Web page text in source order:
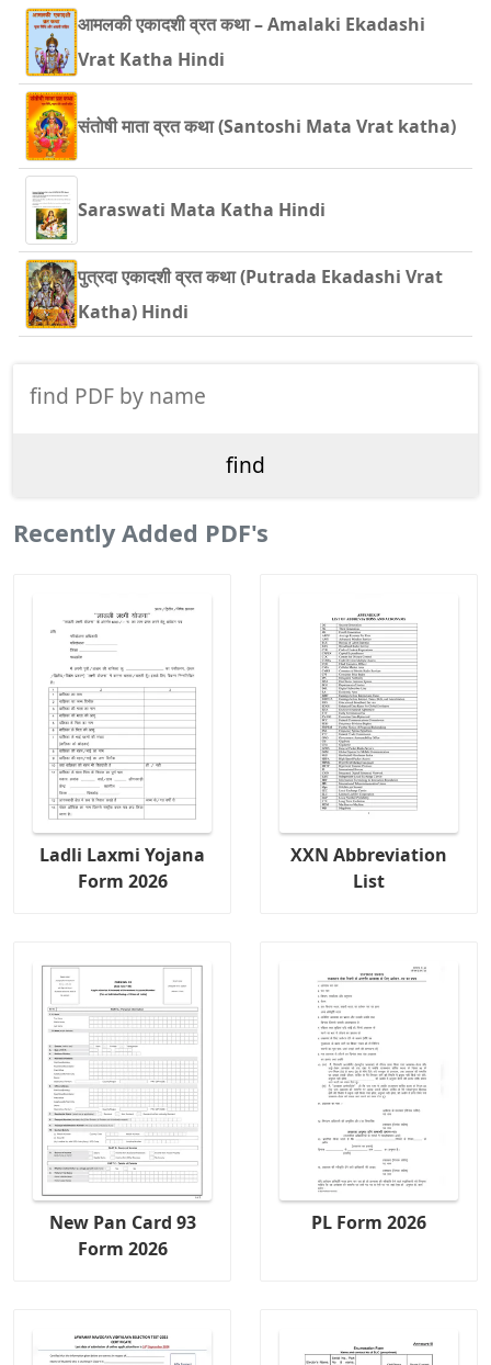
आमलकी एकादशी व्रत कथा – Amalaki Ekadashi
Vrat Katha Hindi
संतोषी माता व्रत कथा (Santoshi Mata Vrat katha)
Saraswati Mata Katha Hindi
पुत्रदा एकादशी व्रत कथा (Putrada Ekadashi Vrat
Katha) Hindi
Recently Added PDF's
Ladli Laxmi Yojana
Form 2026
XXN Abbreviation
List
New Pan Card 93
Form 2026
PL Form 2026